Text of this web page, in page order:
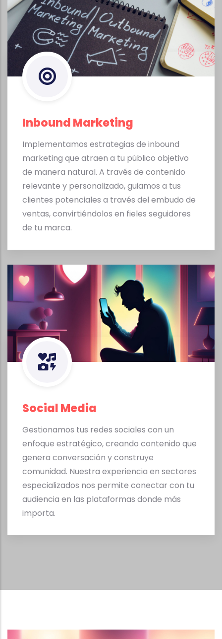
Inbound Marketing
Implementamos estrategias de inbound
marketing que atraen a tu público objetivo
de manera natural. A través de contenido
relevante y personalizado, guiamos a tus
clientes potenciales a través del embudo de
ventas, convirtiéndolos en fieles seguidores
de tu marca.
Social Media
Gestionamos tus redes sociales con un
enfoque estratégico, creando contenido que
genera conversación y construye
comunidad. Nuestra experiencia en sectores
especializados nos permite conectar con tu
audiencia en las plataformas donde más
importa.